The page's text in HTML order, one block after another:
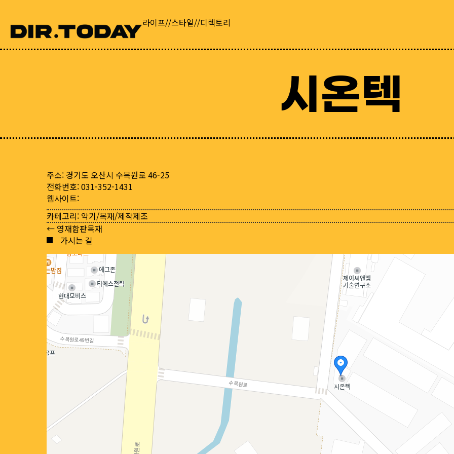
라이프//스타일//디렉토리
시온텍
주소: 경기도 오산시 수목원로 46-25
전화번호: 031-352-1431
웹사이트:
카테고리: 악기/목재/제작제조
Posts
navigation
← 영재합판목재
가시는 길